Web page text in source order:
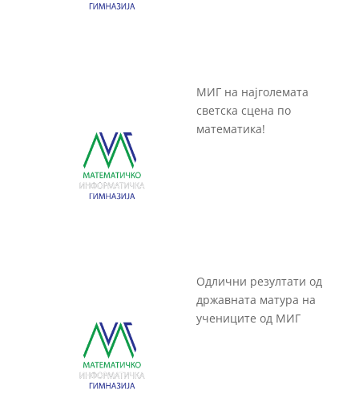
МИГ на најголемата
светска сцена по
математика!
Одлични резултати од
државната матура на
учениците од МИГ